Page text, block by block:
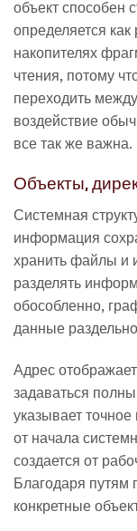
объект способен
определяется
накопителях
чтения, потому
переходить
воздействие
все так же важна.
Объекты,
Системная
информация
хранить файлы и
разделять
обособленно,
данные
Адрес
задаваться
указывает
от начала
создается от
Благодаря путям
конкретные